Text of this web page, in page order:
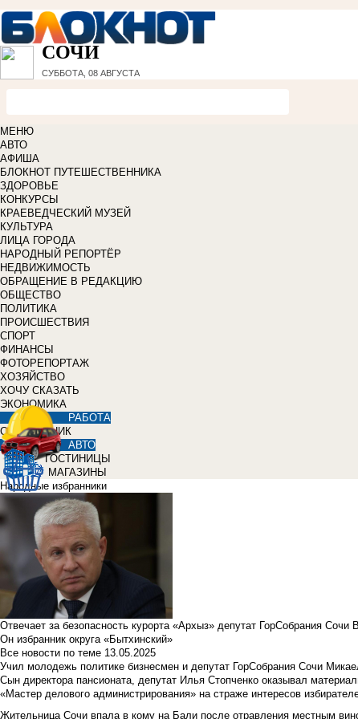
СОЧИ
СУББОТА, 08 АВГУСТА
МЕНЮ
АВТО
АФИША
БЛОКНОТ ПУТЕШЕСТВЕННИКА
ЗДОРОВЬЕ
КОНКУРСЫ
КРАЕВЕДЧЕСКИЙ МУЗЕЙ
КУЛЬТУРА
ЛИЦА ГОРОДА
НАРОДНЫЙ РЕПОРТЁР
НЕДВИЖИМОСТЬ
ОБРАЩЕНИЕ В РЕДАКЦИЮ
ОБЩЕСТВО
ПОЛИТИКА
ПРОИСШЕСТВИЯ
СПОРТ
ФИНАНСЫ
ФОТОРЕПОРТАЖ
ХОЗЯЙСТВО
ХОЧУ СКАЗАТЬ
ЭКОНОМИКА
РАБОТА
СПРАВОЧНИК
АВТО
ГОСТИНИЦЫ
МАГАЗИНЫ
Народные избранники
Отвечает за безопасность курорта «Архыз» депутат ГорСобрания Сочи
Он избранник округа «Бытхинский»
Все новости по теме 13.05.2025
Учил молодежь политике бизнесмен и депутат ГорСобрания Сочи
Сын директора пансионата, депутат Илья Стопченко оказывал
«Мастер делового администрирования» на страже интересов
Жительница Сочи впала в кому на Бали после отравления местным